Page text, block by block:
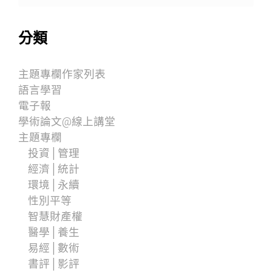
分類
主題專欄作家列表
語言學習
電子報
學術論文@線上講堂
主題專欄
投資│管理
經濟│統計
環境│永續
性別平等
智慧財產權
醫學│養生
易經│數術
書評│影評